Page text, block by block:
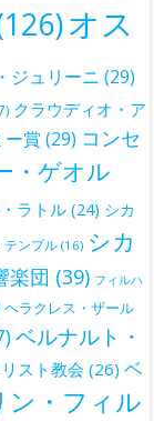
オス
ジュリーニ (29)
クラウディオ・ア
ー賞 (29) コンセ
・ゲオル
ラトル (24) シカ
テンプル(16) シカ
楽団 (39) フィルハ
ヘラクレス・ザール
ベルナルト・
スト教会 (26) ベ
ン・フィル